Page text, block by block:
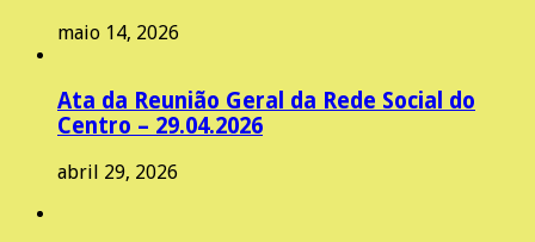
maio 14, 2026
Ata da Reunião Geral da Rede Social do
Centro – 29.04.2026
abril 29, 2026